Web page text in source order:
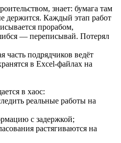
знает: бумага там
держится. Каждый этап работ
прорабом,
— переписывай. Потерял
часть подрядчиков ведёт
в Excel-файлах на
в хаос:
реальные работы на
с задержкой;
растягиваются на